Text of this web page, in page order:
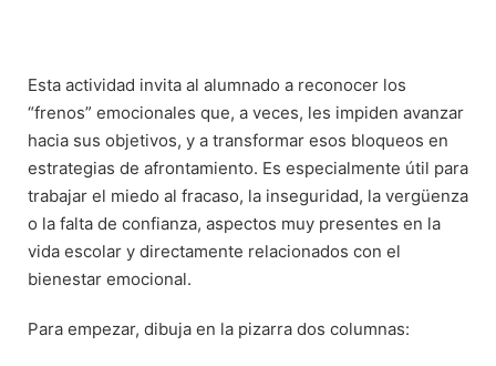
Esta actividad invita al alumnado a reconocer los
“frenos” emocionales que, a veces, les impiden avanzar
hacia sus objetivos, y a transformar esos bloqueos en
estrategias de afrontamiento. Es especialmente útil para
trabajar el miedo al fracaso, la inseguridad, la vergüenza
o la falta de confianza, aspectos muy presentes en la
vida escolar y directamente relacionados con el
bienestar emocional.
Para empezar, dibuja en la pizarra dos columnas: